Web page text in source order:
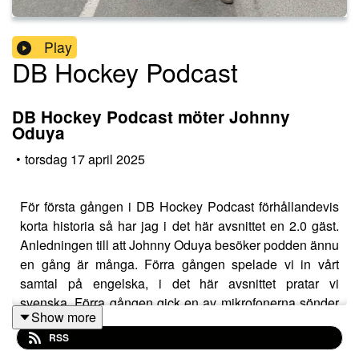
Play
DB Hockey Podcast
DB Hockey Podcast möter Johnny
Oduya
• torsdag 17 april 2025
För första gången i DB Hockey Podcast förhållandevis
korta historia så har jag i det här avsnittet en 2.0 gäst.
Anledningen till att Johnny Oduya besöker podden ännu
en gång är många. Förra gången spelade vi in vårt
samtal på engelska, i det här avsnittet pratar vi
svenska. Förra gången gick en av mikrofonerna sönder
under inspelningen vilket gjorde att 50% av ljudet lät
skit. Men framförallt så har jag bjudit in Johnny igen för
Show more
RSS